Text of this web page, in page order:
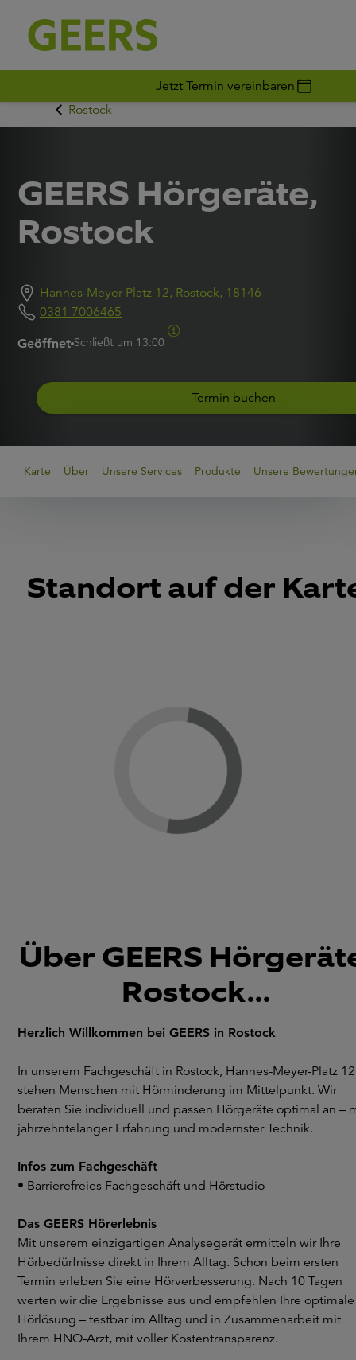
Jetzt Termin vereinbaren
Rostock
GEERS Hörgeräte,
Rostock
Hannes-Meyer-Platz 12, Rostock, 18146
0381 7006465
Geöffnet Schließt um 13:00
Termin buchen
Karte Über Unsere Services Produkte Unsere
Standort auf der
Über GEERS
Rostock...
Herzlich Willkommen bei GEERS in Rostock
In unserem Fachgeschäft in Rostock, Hannes-Meyer-Platz
stehen Menschen mit Hörminderung im Mittelpunkt. Wir
beraten Sie individuell und passen Hörgeräte optimal an –
jahrzehntelanger Erfahrung und modernster Technik.
Infos zum Fachgeschäft
• Barrierefreies Fachgeschäft und Hörstudio
Das GEERS Hörerlebnis
Mit unserem einzigartigen Analysegerät ermitteln wir Ihre
Hörbedürfnisse direkt in Ihrem Alltag. Schon beim ersten
Termin erleben Sie eine Hörverbesserung. Nach 10 Tagen
werten wir die Ergebnisse aus und empfehlen Ihre optimale
Hörlösung – testbar im Alltag und in Zusammenarbeit mit
Ihrem HNO-Arzt, mit voller Kostentransparenz.